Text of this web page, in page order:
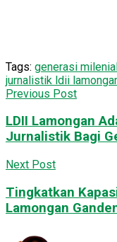
Tags: generasi
jurnalistik ldii
Previous Post
LDII Lamongan
Jurnalistik Bagi
Next Post
Tingkatkan
Lamongan